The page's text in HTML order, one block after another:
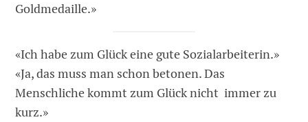
Goldmedaille.»
«Ich habe zum Glück eine gute Sozial­arbeiterin.»
«Ja, das muss man schon betonen. Das
Menschliche kommt zum Glück nicht ­ immer zu
kurz.»